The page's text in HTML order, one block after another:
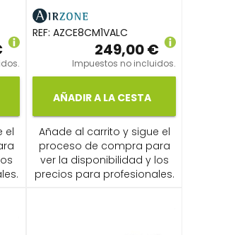
el
REF:AZCE8CM1VALC
249,00 €
Impuestos no incluidos.
AÑADIR A LA CESTA
Añade al carrito y sigue el
proceso de compra para
ver la disponibilidad y los
precios para profesionales.